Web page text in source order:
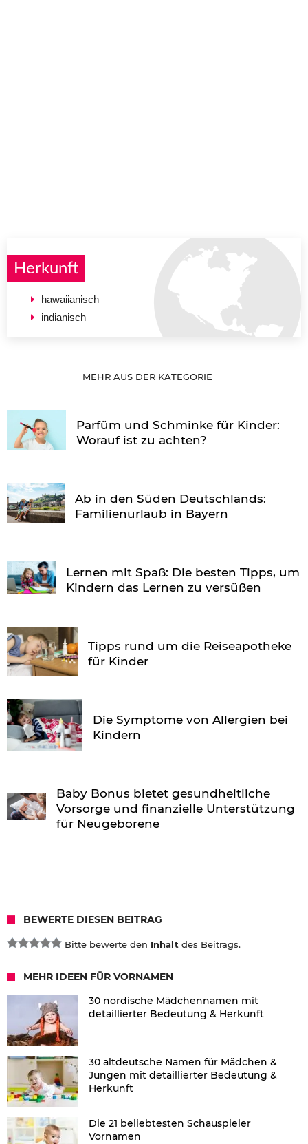
Herkunft
hawaiianisch
indianisch
MEHR AUS DER KATEGORIE
Parfüm und Schminke für Kinder:
Worauf ist zu achten?
Ab in den Süden Deutschlands:
Familienurlaub in Bayern
Lernen mit Spaß: Die besten Tipps, um
Kindern das Lernen zu versüßen
Tipps rund um die Reiseapotheke
für Kinder
Die Symptome von Allergien bei
Kindern
Baby Bonus bietet gesundheitliche
Vorsorge und finanzielle Unterstützung
für Neugeborene
BEWERTE DIESEN BEITRAG
Bitte bewerte den Inhalt des Beitrags.
MEHR IDEEN FÜR VORNAMEN
30 nordische Mädchennamen mit
detaillierter Bedeutung & Herkunft
30 altdeutsche Namen für Mädchen &
Jungen mit detaillierter Bedeutung &
Herkunft
Die 21 beliebtesten Schauspieler
Vornamen